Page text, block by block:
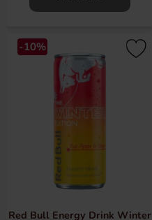
-10%
Red Bull Energy Drink Winter